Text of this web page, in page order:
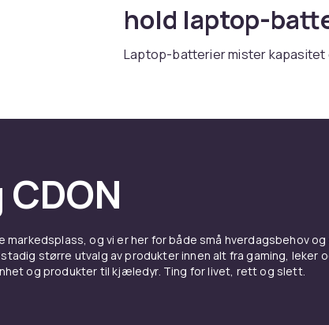
hold laptop-
Laptop-batterier mister kapasitet
Hos CDON finner du Batterier til
konkurransedyktige priser. Vårt
markedsplass, og vi er her for både små hverdagsbehov
større utvalg av produkter innen alt fra gaming, leker
og produkter til kjæledyr. Ting for livet, rett og slett.